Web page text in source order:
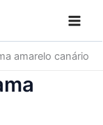
amarelo canário